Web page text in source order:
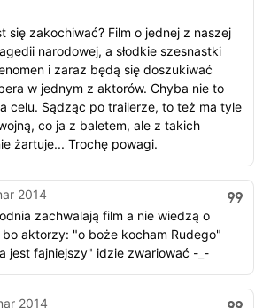
się zakochiwać? Film o jednej z naszej
narodowej, a słodkie szesnastki
i zaraz będą się doszukiwać
w jednym z aktorów. Chyba nie to
celu. Sądząc po trailerze, to też ma tyle
co ja z baletem, ale z takich
żartuje... Trochę powagi.
2014
zachwalają film a nie wiedzą o
aktorzy: "o boże kocham Rudego"
jest fajniejszy" idzie zwariować -_-
2014